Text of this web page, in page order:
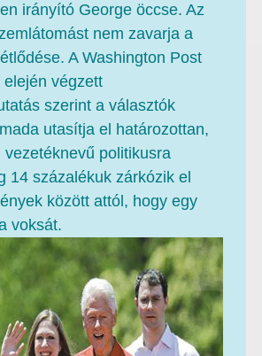
irányító George öccse. Az
nem zavarja a
A Washington Post
elején végzett
szerint a választók
utasítja el határozottan,
vezetéknevű politikusra
14 százalékuk zárkózik el
között attól, hogy egy
voksát.